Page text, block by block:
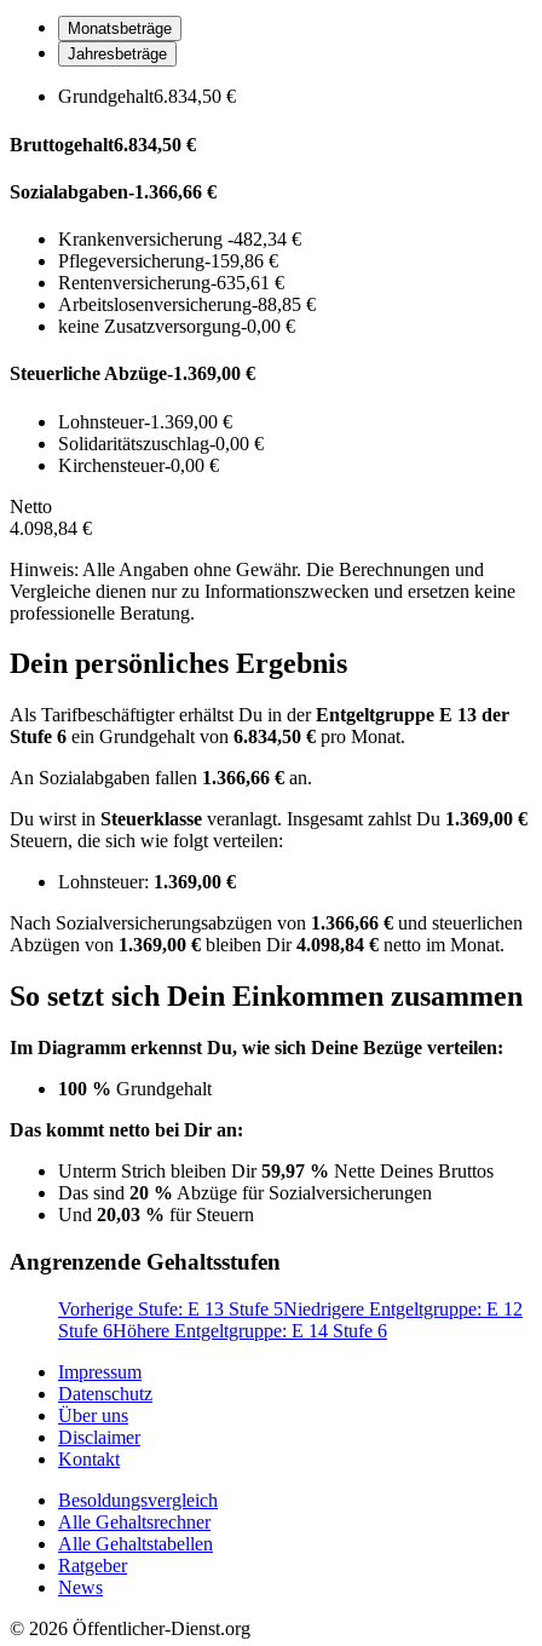
Monatsbeträge
Jahresbeträge
Grundgehalt6.834,50 €
Bruttogehalt6.834,50 €
Sozialabgaben-1.366,66 €
Krankenversicherung -482,34 €
Pflegeversicherung-159,86 €
Rentenversicherung-635,61 €
Arbeitslosenversicherung-88,85 €
keine Zusatzversorgung-0,00 €
Steuerliche Abzüge-1.369,00 €
Lohnsteuer-1.369,00 €
Solidaritätszuschlag-0,00 €
Kirchensteuer-0,00 €
Netto
4.098,84 €
Hinweis: Alle Angaben ohne Gewähr. Die Berechnungen und
Vergleiche dienen nur zu Informationszwecken und ersetzen keine
professionelle Beratung.
Dein persönliches Ergebnis
Als Tarifbeschäftigter erhältst Du in derEntgeltgruppe E 13 der
Stufe 6 ein Grundgehalt von 6.834,50 € pro Monat.
An Sozialabgaben fallen 1.366,66 € an.
Du wirst in Steuerklasse veranlagt. Insgesamt zahlst Du 1.369,00 €
Steuern, die sich wie folgt verteilen:
Lohnsteuer: 1.369,00 €
Nach Sozialversicherungsabzügen von 1.366,66 € und steuerlichen
Abzügen von 1.369,00 € bleiben Dir4.098,84 € netto im Monat.
So setzt sich Dein Einkommen zusammen
Im Diagramm erkennst Du, wie sich Deine Bezüge verteilen:
100 % Grundgehalt
Das kommt netto bei Dir an:
Unterm Strich bleiben Dir59,97 % Nette Deines Bruttos
Das sind 20 % Abzüge für Sozialversicherungen
Und 20,03 % für Steuern
Angrenzende Gehaltsstufen
Vorherige Stufe: E 13 Stufe 5Niedrigere Entgeltgruppe: E 12
Stufe 6Höhere Entgeltgruppe: E 14 Stufe 6
Impressum
Datenschutz
Über uns
Disclaimer
Kontakt
Besoldungsvergleich
Alle Gehaltsrechner
Alle Gehaltstabellen
Ratgeber
News
© 2026 Öffentlicher-Dienst.org